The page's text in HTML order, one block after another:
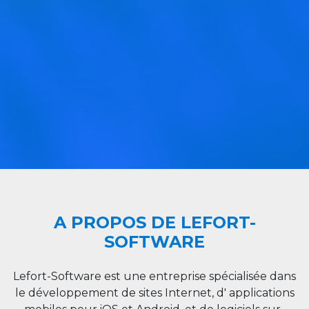
A PROPOS DE LEFORT-
SOFTWARE
Lefort-Software est une entreprise spécialisée dans
le développement de sites Internet, d' applications